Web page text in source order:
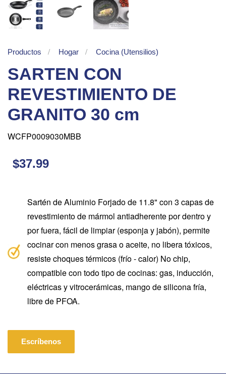
Productos Hogar Cocina (Utensilios)
SARTEN CON
REVESTIMIENTO DE
GRANITO 30 cm
WCFP0009030MBB
$37.99
Sartén de Aluminio Forjado de 11.8" con 3 capas de
revestimiento de mármol antiadherente por dentro y
por fuera, fácil de limpiar (esponja y jabón), permite
cocinar con menos grasa o aceite, no libera tóxicos,
resiste choques térmicos (frío - calor) No chip,
compatible con todo tipo de cocinas: gas, inducción,
eléctricas y vitrocerámicas, mango de silicona fría,
libre de PFOA.
Escríbenos